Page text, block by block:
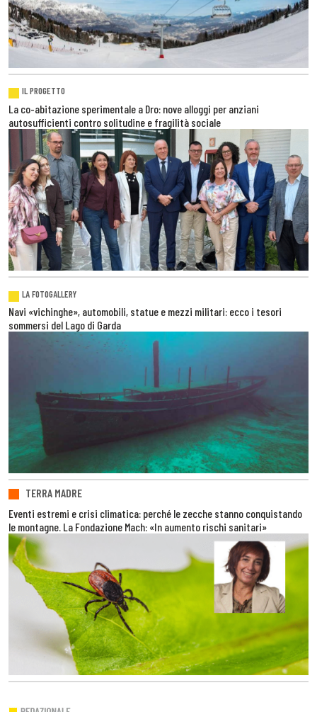
IL PROGETTO
La co-abitazione sperimentale a Dro: nove alloggi per anziani
autosufficienti contro solitudine e fragilità sociale
LA FOTOGALLERY
Navi «vichinghe», automobili, statue e mezzi militari: ecco i tesori
sommersi del Lago di Garda
TERRA MADRE
Eventi estremi e crisi climatica: perché le zecche stanno conquistando
le montagne. La Fondazione Mach: «In aumento rischi sanitari»